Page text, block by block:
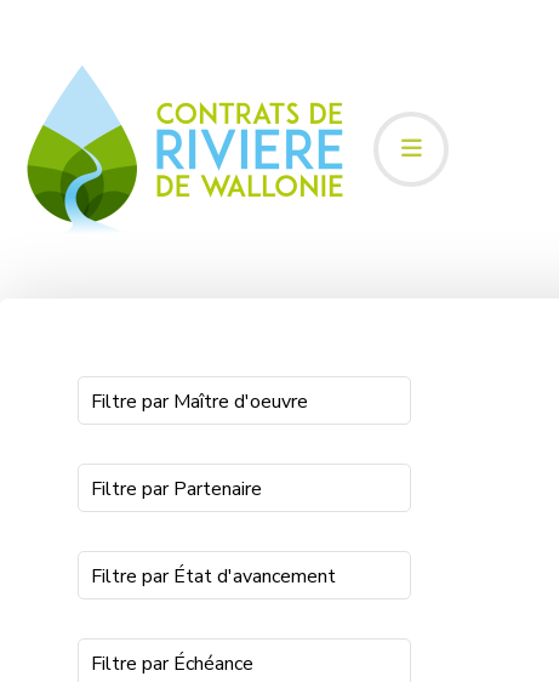
Filtre par Maître d'oeuvre
Filtre par Partenaire
Filtre par État d'avancement
Filtre par Échéance